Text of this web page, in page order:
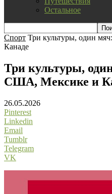
Остальное
Спорт Три культуры, один
Канаде
Три культуры,
США, Мексике и
26.05.2026
Pinterest
Linkedin
Email
Tumblr
Telegram
VK